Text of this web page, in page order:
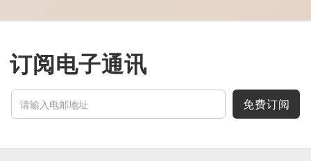
「么」在古文中常表示
「尛」等同于「么」，那么
它的意思也一样，也是「微
小、细小」的意思。
有台湾网友将「...
订阅电子通讯
免费订阅